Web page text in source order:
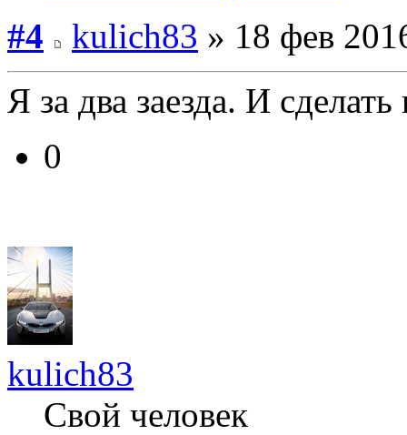
#4
kulich83 » 18 фев
Я за два заезда. И
0
kulich83
Свой человек